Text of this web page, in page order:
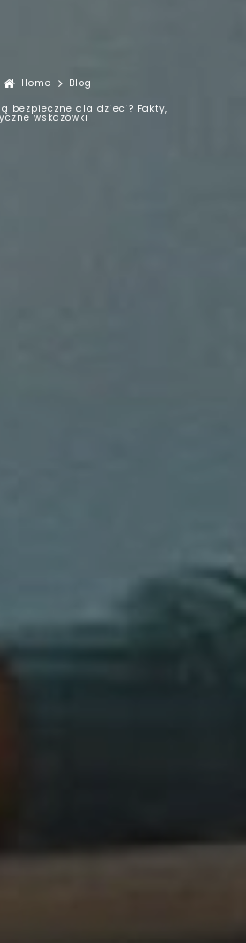
Home
Blog
bezpieczne dla dzieci? Fakty,
wskazówki